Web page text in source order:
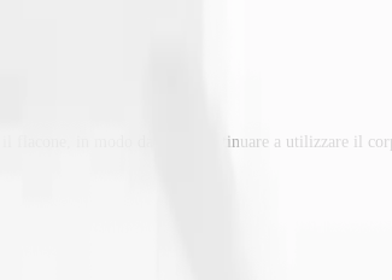
in modo da poter continuare a utilizzare il